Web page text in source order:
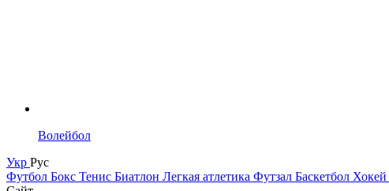
Волейбол
Укр Рус
Футбол Бокс Тенис Биатлон Легкая атлетика Футзал Баскетбол Хокей